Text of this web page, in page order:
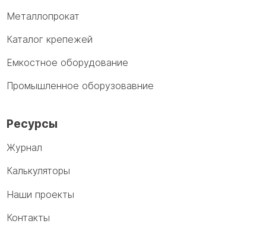
Металлопрокат
Каталог крепежей
Емкостное оборудование
Промышленное оборузовавние
Ресурсы
Журнал
Калькуляторы
Наши проекты
Контакты